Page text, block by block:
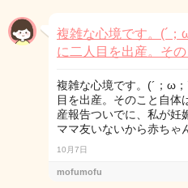
複雑な心境です。(´
に二人目を出産。そ
複雑な心境です。(´；ω
目を出産。そのこと自体
産報告ついでに、私が妊
ママ友いないから赤ちゃ
10月7日
mofumofu